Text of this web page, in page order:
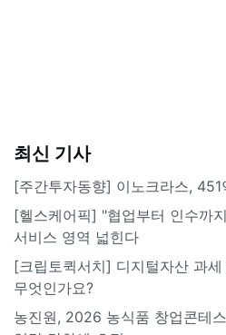
최신 기사
[주간투자동향] 이노크라스,
[헬스케어픽] "협업부터 인수까
서비스 영역 넓힌다
[크립토퀵서치] 디지털자산 과세
무엇인가요?
농진원, 2026 농식품 창업콘테스